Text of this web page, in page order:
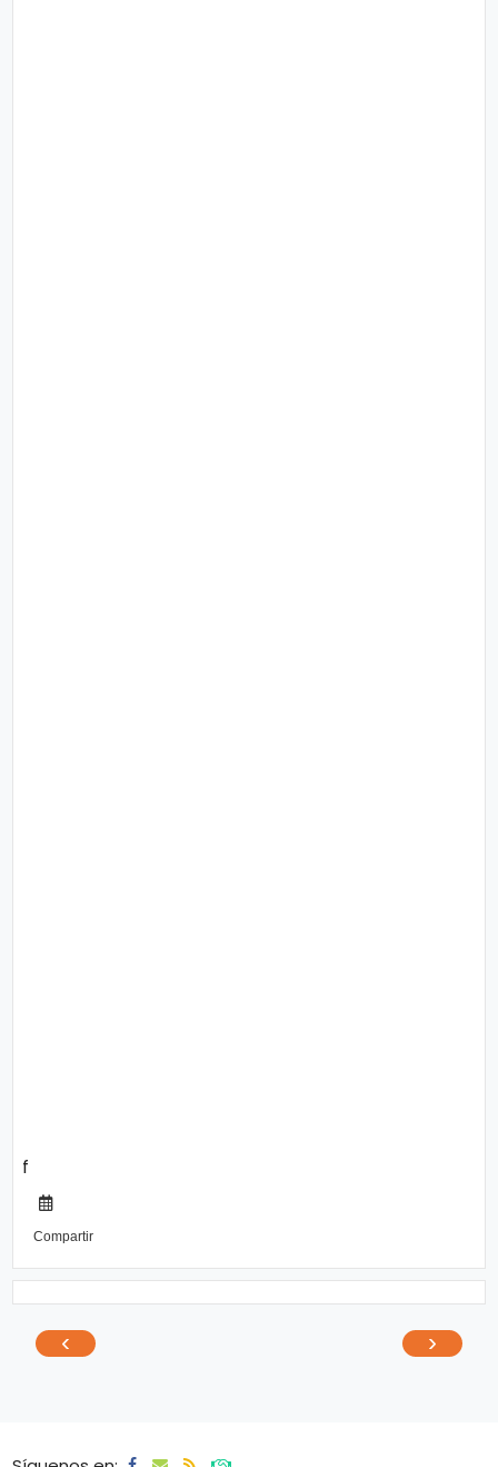
f
Compartir
‹ ›